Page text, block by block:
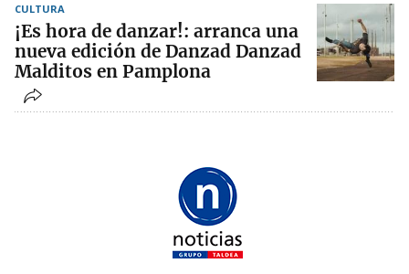
CULTURA
¡Es hora de danzar!: arranca una
nueva edición de Danzad Danzad
Malditos en Pamplona